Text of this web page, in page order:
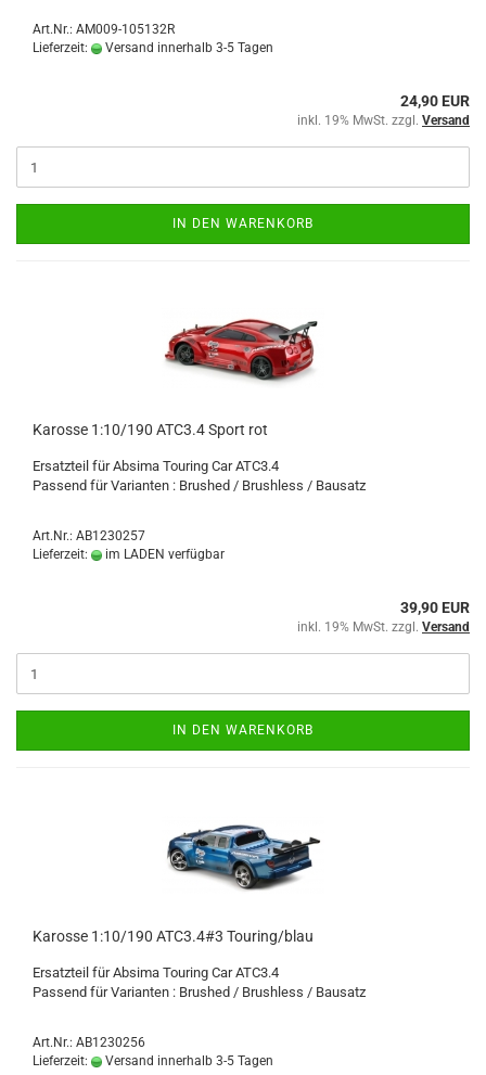
Art.Nr.: AM009-105132R
Lieferzeit:
Versand innerhalb 3-5 Tagen
24,90 EUR
inkl. 19% MwSt. zzgl. Versand
IN DEN WARENKORB
Karosse 1:10/190 ATC3.4 Sport rot
Ersatzteil für Absima Touring Car ATC3.4
Passend für Varianten : Brushed / Brushless / Bausatz
Art.Nr.: AB1230257
Lieferzeit:
im LADEN verfügbar
39,90 EUR
inkl. 19% MwSt. zzgl. Versand
IN DEN WARENKORB
Karosse 1:10/190 ATC3.4#3 Touring/blau
Ersatzteil für Absima Touring Car ATC3.4
Passend für Varianten : Brushed / Brushless / Bausatz
Art.Nr.: AB1230256
Lieferzeit:
Versand innerhalb 3-5 Tagen